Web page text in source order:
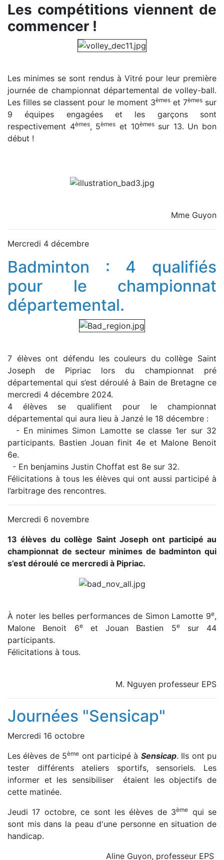
Les compétitions viennent de
commencer !
Les minimes se sont rendus à Vitré pour leur première
journée de championnat départemental de volley-ball.
Les filles se classent pour le moment 3èmeset 7èmessur
9 équipes engagées et les garçons sont
respectivement 4èmes, 5èmes et 10èmessur 13. Un bon
début !
Mme Guyon
Mercredi 4 décembre
Badminton : 4 qualifiés
pour le championnat
départemental.
7 élèves ont défendu les couleurs du collège Saint
Joseph de Pipriac lors du championnat pré
départemental qui s’est déroulé à Bain de Bretagne ce
mercredi 4 décembre 2024.
4 élèves se qualifient pour le championnat
départemental qui aura lieu à Janzé le 18 décembre :
- En minimes Simon Lamotte se classe 1er sur 32
participants. Bastien Jouan finit 4e et Malone Benoit
6e.
- En benjamins Justin Choffat est 8e sur 32.
Félicitations à tous les élèves qui ont aussi participé à
l’arbitrage des rencontres.
Mercredi 6 novembre
13 élèves du collège Saint Joseph ont participé au
championnat de secteur minimes de badminton qui
s’est déroulé ce mercredi à Pipriac.
À noter les belles performances de Simon Lamotte 9e,
Malone Benoit 6eet Jouan Bastien 5esur 44
participants.
Félicitations à tous.
M. Nguyen professeur EPS
Journées "Sensicap"
Mercredi 16 octobre
Les élèves de 5ème ont participé à Sensicap. Ils ont pu
tester différents ateliers sportifs, sensoriels. Les
informer et les sensibiliser étaient les objectifs de
cette matinée.
Jeudi 17 octobre, ce sont les élèves de 3ème qui se
sont mis dans la peau d'une personne en situation de
handicap.
Aline Guyon, professeur EPS